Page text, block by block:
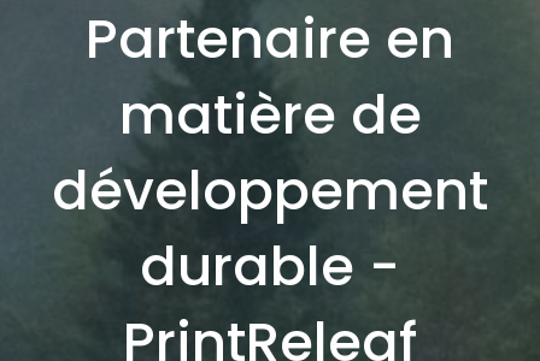
Partenaire en
matière de
développement
durable -
PrintReleaf